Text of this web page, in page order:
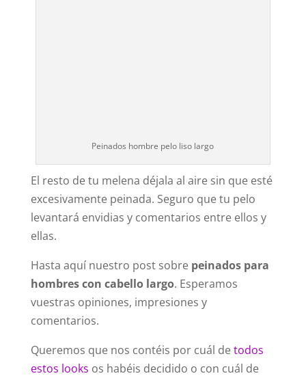
Peinados hombre pelo liso largo
El resto de tu melena déjala al aire sin que esté
excesivamente peinada. Seguro que tu pelo
levantará envidias y comentarios entre ellos y
ellas.
Hasta aquí nuestro post sobre peinados para
hombres con cabello largo. Esperamos
vuestras opiniones, impresiones y
comentarios.
Queremos que nos contéis por cuál detodos
estos looks os habéis decidido o con cuál de